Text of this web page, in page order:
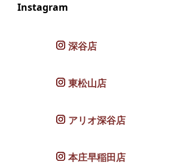
Instagram
深谷店
東松山店
アリオ深谷店
本庄早稲田店